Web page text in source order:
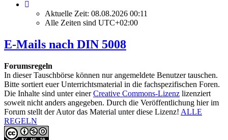
Aktuelle Zeit: 08.08.2026 00:11
Alle Zeiten sind UTC+02:00
E-Mails nach DIN 5008
Forumsregeln
In dieser Tauschbörse können nur angemeldete Benutzer tauschen.
Bitte sortiert euer Unterrichtsmaterial in die fachspezifischen Foren.
Die Inhalte sind unter einerCreative Commons-Lizenz lizenziert
soweit nicht anders angegeben. Durch die Veröffentlichung hier im
Forum stellt der Autor das Material unter diese Lizenz! ALLE
REGELN